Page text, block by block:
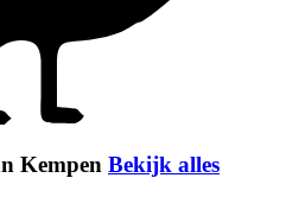
Kempen Bekijk alles